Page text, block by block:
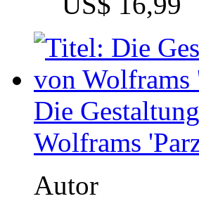
Autor
Alexa
Kategorie
Preis
US$ 16,99